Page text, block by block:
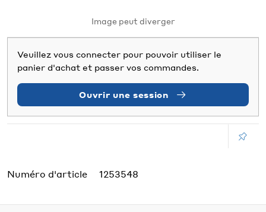
Image peut diverger
Veuillez vous connecter pour pouvoir utiliser le
panier d'achat et passer vos commandes.
Ouvrir une session
Numéro d'article 1253548